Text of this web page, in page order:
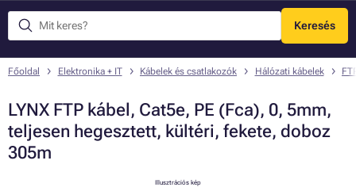
Keresés
Menü
Főoldal Elektronika + IT Kábelek és csatlakozók Hálózati kábelek
LYNX FTP kábel, Cat5e, PE (Fca), 0, 5mm,
teljesen hegesztett, kültéri, fekete, doboz
305m
Illusztrációs kép